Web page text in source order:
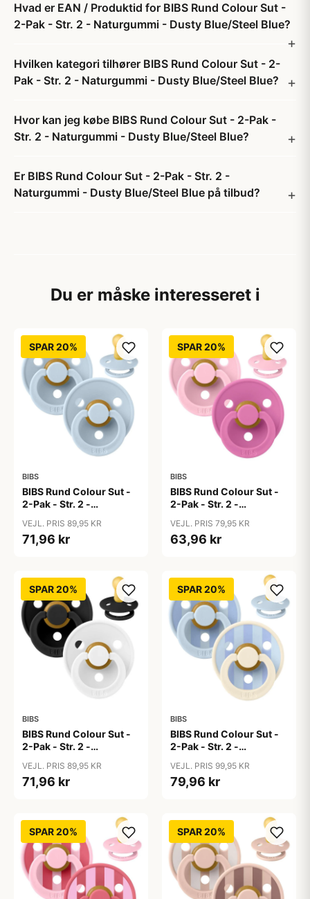
Hvad er EAN / Produktid for BIBS Rund Colour Sut -
2-Pak - Str. 2 - Naturgummi - Dusty Blue/Steel Blue?
Hvilken kategori tilhører BIBS Rund Colour Sut - 2-
Pak - Str. 2 - Naturgummi - Dusty Blue/Steel Blue?
Hvor kan jeg købe BIBS Rund Colour Sut - 2-Pak -
Str. 2 - Naturgummi - Dusty Blue/Steel Blue?
Er BIBS Rund Colour Sut - 2-Pak - Str. 2 -
Naturgummi - Dusty Blue/Steel Blue på tilbud?
Du er måske interesseret i
SPAR 20%
BIBS
BIBS Rund Colour Sut -
2-Pak - Str. 2 -
Blue/Baby Blue
VEJL. PRIS 89,95 KR
71,96 kr
SPAR 20%
BIBS
BIBS Rund Colour Sut -
2-Pak - Str. 2 -
Pink/Bubblegum
VEJL. PRIS 79,95 KR
63,96 kr
SPAR 20%
BIBS
BIBS Rund Colour Sut -
2-Pak - Str. 2 -
Black/White
VEJL. PRIS 89,95 KR
71,96 kr
SPAR 20%
BIBS
BIBS Rund Colour Sut -
2-Pak - Str. 2 -
Studio - Baby Blue/Dusty
Blue Mix
VEJL. PRIS 99,95 KR
79,96 kr
SPAR 20% SPAR 20%